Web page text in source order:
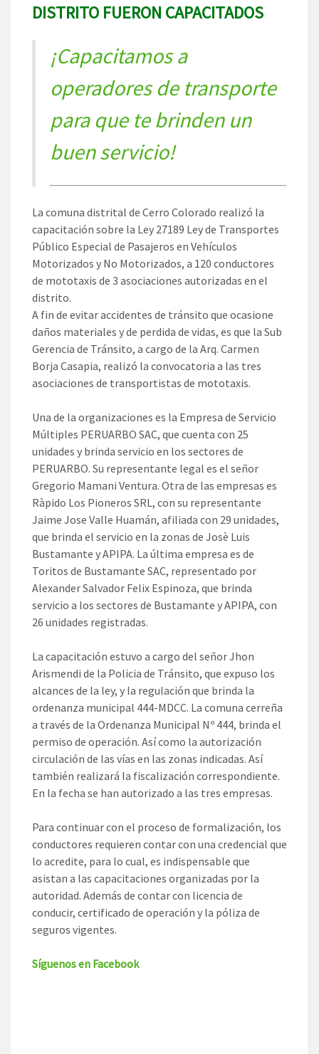
DISTRITO FUERON CAPACITADOS
¡Capacitamos a
operadores de transporte
para que te brinden un
buen servicio!
La comuna distrital de Cerro Colorado realizó la
capacitación sobre la Ley 27189 Ley de Transportes
Público Especial de Pasajeros en Vehículos
Motorizados y No Motorizados, a 120 conductores
de mototaxis de 3 asociaciones autorizadas en el
distrito.
A fin de evitar accidentes de tránsito que ocasione
daños materiales y de perdida de vidas, es que la Sub
Gerencia de Tránsito, a cargo de la Arq. Carmen
Borja Casapia, realizó la convocatoria a las tres
asociaciones de transportistas de mototaxis.
Una de la organizaciones es la Empresa de Servicio
Múltiples PERUARBO SAC, que cuenta con 25
unidades y brinda servicio en los sectores de
PERUARBO. Su representante legal es el señor
Gregorio Mamani Ventura. Otra de las empresas es
Ràpido Los Pioneros SRL, con su representante
Jaime Jose Valle Huamán, afiliada con 29 unidades,
que brinda el servicio en la zonas de Josè Luis
Bustamante y APIPA. La última empresa es de
Toritos de Bustamante SAC, representado por
Alexander Salvador Felix Espinoza, que brinda
servicio a los sectores de Bustamante y APIPA, con
26 unidades registradas.
La capacitación estuvo a cargo del señor Jhon
Arismendi de la Policia de Tránsito, que expuso los
alcances de la ley, y la regulación que brinda la
ordenanza municipal 444-MDCC. La comuna cerreña
a través de la Ordenanza Municipal Nº 444, brinda el
permiso de operación. Así como la autorización
circulación de las vías en las zonas indicadas. Así
también realizará la fiscalización correspondiente.
En la fecha se han autorizado a las tres empresas.
Para continuar con el proceso de formalización, los
conductores requieren contar con una credencial que
lo acredite, para lo cual, es indispensable que
asistan a las capacitaciones organizadas por la
autoridad. Además de contar con licencia de
conducir, certificado de operación y la póliza de
seguros vigentes.
Síguenos en Facebook